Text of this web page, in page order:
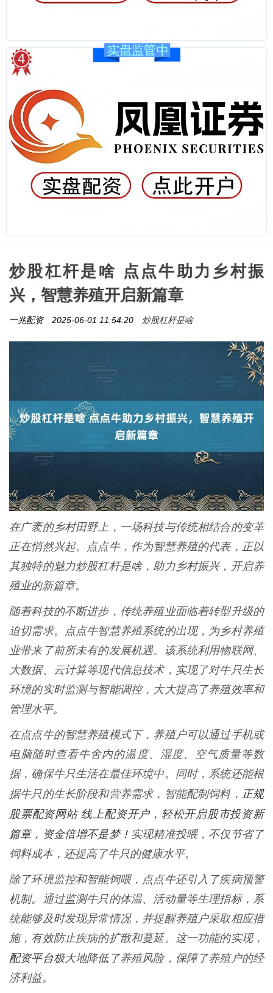
炒股杠杆是啥 点点牛助力乡村振
兴，智慧养殖开启新篇章
一兆配资 2025-06-01 11:54:20 炒股杠杆是啥
在广袤的乡村田野上，一场科技与传统相结合的变革
正在悄然兴起。点点牛，作为智慧养殖的代表，正以
其独特的魅力炒股杠杆是啥，助力乡村振兴，开启养
殖业的新篇章。
随着科技的不断进步，传统养殖业面临着转型升级的
迫切需求。点点牛智慧养殖系统的出现，为乡村养殖
业带来了前所未有的发展机遇。该系统利用物联网、
大数据、云计算等现代信息技术，实现了对牛只生长
环境的实时监测与智能调控，大大提高了养殖效率和
管理水平。
在点点牛的智慧养殖模式下，养殖户可以通过手机或
电脑随时查看牛舍内的温度、湿度、空气质量等数
据，确保牛只生活在最佳环境中。同时，系统还能根
据牛只的生长阶段和营养需求，智能配制饲料， 正规
股票配资网站 线上配资开户，轻松开启股市投资新
篇章，资金倍增不是梦！ 实现精准投喂，不仅节省了
饲料成本，还提高了牛只的健康水平。
除了环境监控和智能饲喂，点点牛还引入了疾病预警
机制。通过监测牛只的体温、活动量等生理指标，系
统能够及时发现异常情况，并提醒养殖户采取相应措
施，有效防止疾病的扩散和蔓延。这一功能的实现，
配资平台极大地降低了养殖风险，保障了养殖户的经
济利益。